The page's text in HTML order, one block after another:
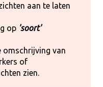
aan te laten
op 'soort'
omschrijving van
of
zien.